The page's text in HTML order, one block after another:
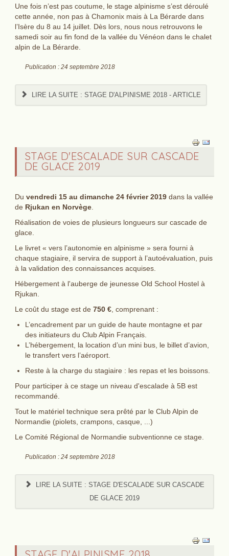
Une fois n’est pas coutume, le stage alpinisme s’est déroulé
cette année, non pas à Chamonix mais à La Bérarde dans
l’Isère du 8 au 14 juillet. Dès lors, nous nous retrouvons le
samedi soir au fin fond de la vallée du Vénéon dans le chalet
alpin de La Bérarde.
Publication : 24 septembre 2018
LIRE LA SUITE : STAGE D'ALPINISME 2018 - ARTICLE
STAGE D'ESCALADE SUR CASCADE
DE GLACE 2019
Du vendredi 15 au dimanche 24 février 2019dans la vallée
de Rjukan en Norvège.
Réalisation de voies de plusieurs longueurs sur cascade de
glace.
Le livret « vers l’autonomie en alpinisme » sera fourni à
chaque stagiaire, il servira de support à l’autoévaluation, puis
à la validation des connaissances acquises.
Hébergement à l'auberge de jeunesse Old School Hostel à
Rjukan.
Le coût du stage est de 750 €, comprenant :
L’encadrement par un guide de haute montagne et par
des initiateurs du Club Alpin Français.
L’hébergement, la location d’un mini bus, le billet d’avion,
le transfert vers l’aéroport.
Reste à la charge du stagiaire : les repas et les boissons.
Pour participer à ce stage un niveau d'escalade à 5B est
recommandé.
Tout le matériel technique sera prêté par le Club Alpin de
Normandie (piolets, crampons, casque, ...)
Le Comité Régional de Normandie subventionne ce stage.
Publication : 24 septembre 2018
LIRE LA SUITE : STAGE D'ESCALADE SUR CASCADE
DE GLACE 2019